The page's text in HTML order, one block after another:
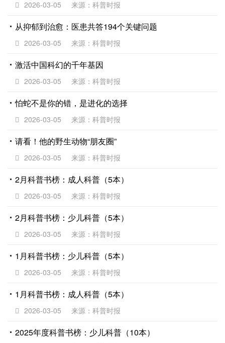
2026-03-05 来源：科普时报
从抑郁到治愈：医患共答194个关键问题
2026-03-05 来源：科普时报
激活中国科幻的千年基因
2026-03-05 来源：科普时报
怕蛇不是你的错，是进化的选择
2026-03-05 来源：科普时报
请看！他的野生动物“朋友圈”
2026-03-05 来源：科普时报
2月科普书榜：成人科普（5本）
2026-03-05 来源：科普时报
2月科普书榜：少儿科普（5本）
2026-03-05 来源：科普时报
1月科普书榜：少儿科普（5本）
2026-03-05 来源：科普时报
1月科普书榜：成人科普（5本）
2026-03-05 来源：科普时报
2025年度科普书榜：少儿科普（10本）